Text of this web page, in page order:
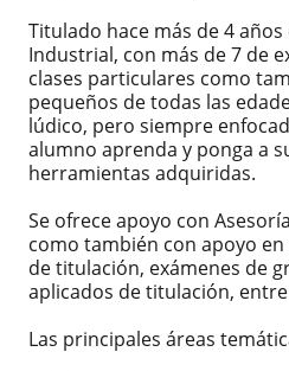
Titulado hace más de 4
Industrial, con más de 7 de
clases particulares como
pequeños de todas las
lúdico, pero siempre
alumno aprenda y ponga a
herramientas adquiridas.
Se ofrece apoyo con
como también con apoyo
de titulación, exámenes de
aplicados de titulación,
Las principales áreas